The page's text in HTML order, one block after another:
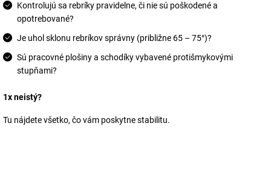
Kontrolujú sa rebríky pravidelne, či nie sú poškodené a
opotrebované?
Je uhol sklonu rebríkov správny (približne 65 – 75°)?
Sú pracovné plošiny a schodíky vybavené protišmykovými
stupňami?
1x neistý?
Tu nájdete všetko, čo vám poskytne stabilitu.